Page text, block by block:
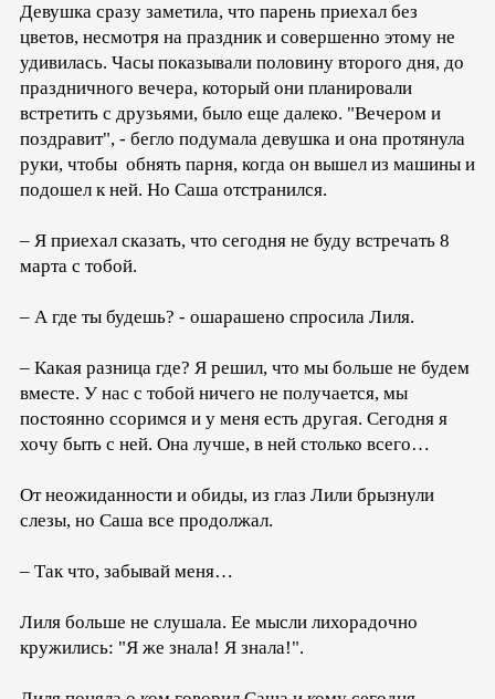
Девушка сразу заметила, что парень приехал без
цветов, несмотря на праздник и совершенно этому не
удивилась. Часы показывали половину второго дня, до
праздничного вечера, который они планировали
встретить с друзьями, было еще далеко. "Вечером и
поздравит", - бегло подумала девушка и она протянула
руки, чтобы обнять парня, когда он вышел из машины и
подошел к ней. Но Саша отстранился.
– Я приехал сказать, что сегодня не буду встречать 8
марта с тобой.
– А где ты будешь? - ошарашено спросила Лиля.
– Какая разница где? Я решил, что мы больше не будем
вместе. У нас с тобой ничего не получается, мы
постоянно ссоримся и у меня есть другая. Сегодня я
хочу быть с ней. Она лучше, в ней столько всего…
От неожиданности и обиды, из глаз Лили брызнули
слезы, но Саша все продолжал.
– Так что, забывай меня…
Лиля больше не слушала. Ее мысли лихорадочно
кружились: "Я же знала! Я знала!".